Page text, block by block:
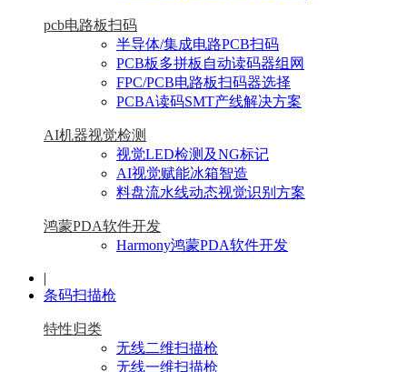
pcb电路板扫码
半导体/集成电路PCB扫码
PCB板多拼板自动读码器组网
FPC/PCB电路板扫码器选择
PCBA读码SMT产线解决方案
AI机器视觉检测
视觉LED检测及NG标记
AI视觉赋能冰箱智造
料盘流水线动态视觉识别方案
鸿蒙PDA软件开发
Harmony鸿蒙PDA软件开发
|
条码扫描枪
特性归类
无线二维扫描枪
无线一维扫描枪